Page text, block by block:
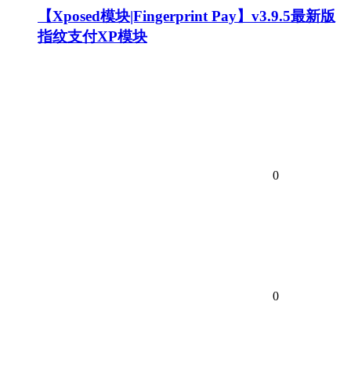
【Xposed模块|Fingerprint Pay】v3.9.5最新版
指纹支付XP模块
0
0